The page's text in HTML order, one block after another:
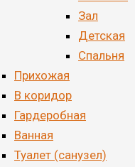
Зал
Детская
Спальня
Прихожая
В коридор
Гардеробная
Ванная
Туалет (санузел)